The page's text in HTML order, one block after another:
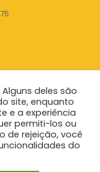
| Agenda do Reitor
deles são
site, enquanto
e a experiência
permiti-los ou
de rejeição, você
do